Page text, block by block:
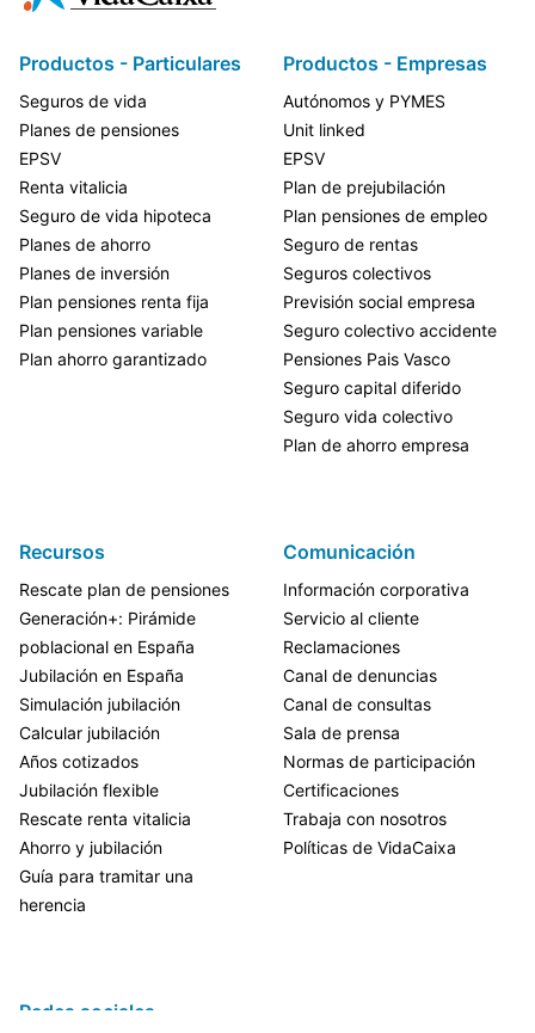
Productos - Particulares
Seguros de vida
Planes de pensiones
EPSV
Renta vitalicia
Seguro de vida hipoteca
Planes de ahorro
Planes de inversión
Plan pensiones renta fija
Plan pensiones variable
Plan ahorro garantizado
Productos - Empresas
Autónomos y PYMES
Unit linked
EPSV
Plan de prejubilación
Plan pensiones de empleo
Seguro de rentas
Seguros colectivos
Previsión social empresa
Seguro colectivo accidente
Pensiones Pais Vasco
Seguro capital diferido
Seguro vida colectivo
Plan de ahorro empresa
Recursos
Rescate plan de pensiones
Generación+: Pirámide
poblacional en España
Jubilación en España
Simulación jubilación
Calcular jubilación
Años cotizados
Jubilación flexible
Rescate renta vitalicia
Ahorro y jubilación
Guía para tramitar una
herencia
Comunicación
Información corporativa
Servicio al cliente
Reclamaciones
Canal de denuncias
Canal de consultas
Sala de prensa
Normas de participación
Certificaciones
Trabaja con nosotros
Políticas de VidaCaixa
Redes sociales